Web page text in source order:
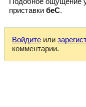
приставки беС.
Войдите или
комментарии.